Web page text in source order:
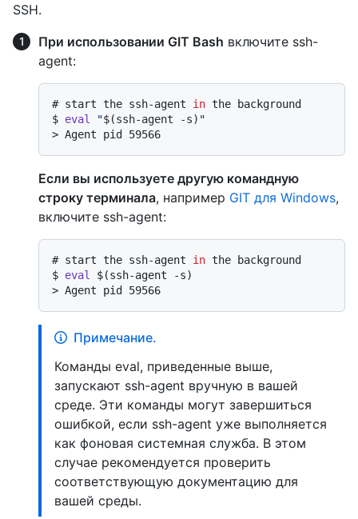
SSH.
При использовании GIT Bash включите ssh-
agent:
# start the ssh-agent in the background
$ eval "$(ssh-agent -s) "
> Agent pid 59566
Если вы используете другую командную
строку терминала, например GIT для Windows,
включите ssh-agent:
# start the ssh-agent in the background
$ eval
$(ssh-agent -s)
> Agent pid 59566
Примечание.
Команды eval, приведенные выше,
запускают ssh-agent вручную в вашей
среде. Эти команды могут завершиться
ошибкой, если ssh-agent уже выполняется
как фоновая системная служба. В этом
случае рекомендуется проверить
соответствующую документацию для
вашей среды.